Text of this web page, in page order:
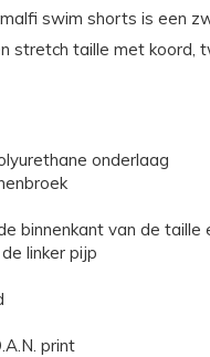
swim shorts is een
stretch taille met koord,
onderlaag
binnenkant van de taille
linker pijp
print